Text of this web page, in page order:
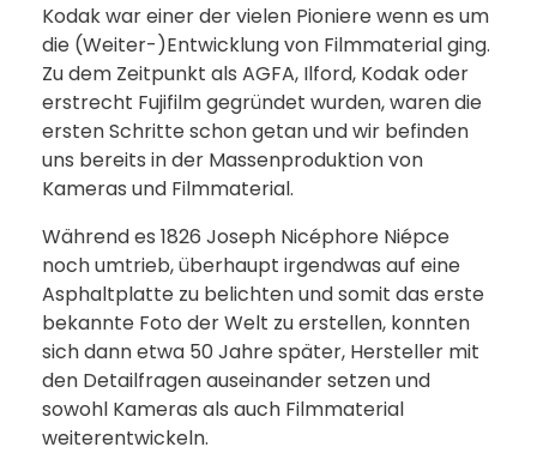
Kodak war einer der vielen Pioniere wenn es um
die (Weiter-)Entwicklung von Filmmaterial ging.
Zu dem Zeitpunkt als AGFA, Ilford, Kodak oder
erstrecht Fujifilm gegründet wurden, waren die
ersten Schritte schon getan und wir befinden
uns bereits in der Massenproduktion von
Kameras und Filmmaterial.
Während es 1826 Joseph Nicéphore Niépce
noch umtrieb, überhaupt irgendwas auf eine
Asphaltplatte zu belichten und somit das erste
bekannte Foto der Welt zu erstellen, konnten
sich dann etwa 50 Jahre später, Hersteller mit
den Detailfragen auseinander setzen und
sowohl Kameras als auch Filmmaterial
weiterentwickeln.